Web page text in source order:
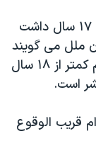
حسین شهبازی سه سال پیش در حالی که ۱۷ سال داشت
ملل می گویند
اعدام کسانی که سن آنها حین ارتکاب جرم کمتر از ۱۸ سال
است.
قریب الوقوع